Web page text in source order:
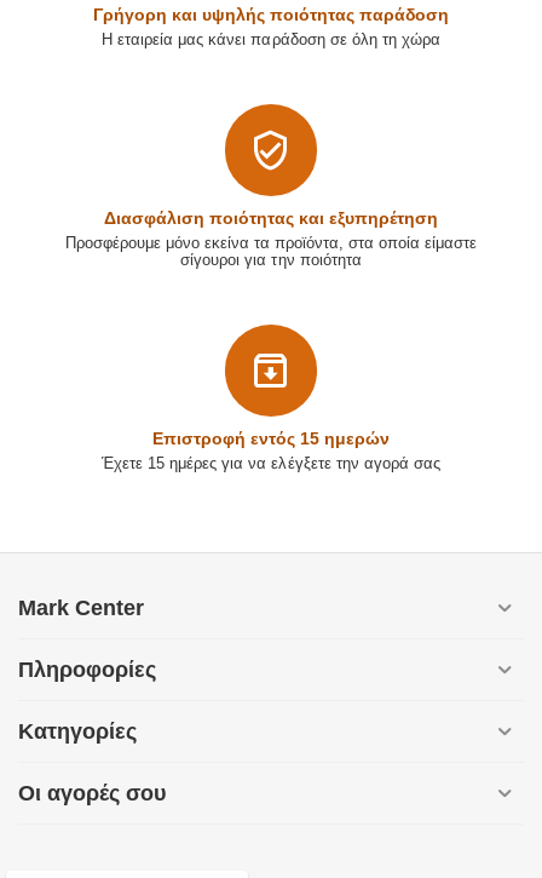
Γρήγορη και υψηλής ποιότητας παράδοση
Η εταιρεία μας κάνει παράδοση σε όλη τη χώρα
Διασφάλιση ποιότητας και εξυπηρέτηση
Προσφέρουμε μόνο εκείνα τα προϊόντα, στα οποία είμαστε
σίγουροι για την ποιότητα
Επιστρoφή εντός 15 ημερών
Έχετε 15 ημέρες για να ελέγξετε την αγορά σας
Mark Center
Πληροφορίες
Κατηγορίες
Οι αγορές σου